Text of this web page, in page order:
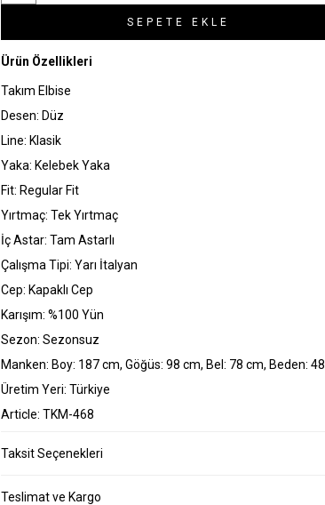
SEPETE EKLE
Ürün Özellikleri
Takım Elbise
Desen: Düz
Line: Klasik
Yaka: Kelebek Yaka
Fit: Regular Fit
Yırtmaç: Tek Yırtmaç
İç Astar: Tam Astarlı
Çalışma Tipi: Yarı İtalyan
Cep: Kapaklı Cep
Karışım: %100 Yün
Sezon: Sezonsuz
Manken: Boy: 187 cm, Göğüs: 98 cm, Bel: 78 cm, Beden: 48
Üretim Yeri: Türkiye
Article: TKM-468
Taksit Seçenekleri
Teslimat ve Kargo